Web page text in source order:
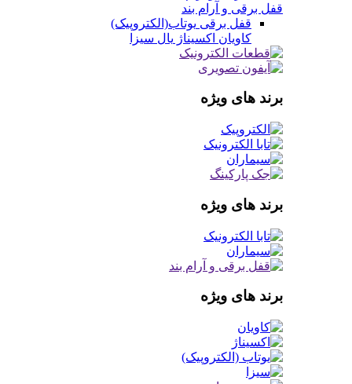
قفل برقی و آرام بند
قفل برقی یوتاب(الکتروپیک)
کاویان اکسیناژ یال سیزا
برند های ویژه
برند های ویژه
برند های ویژه